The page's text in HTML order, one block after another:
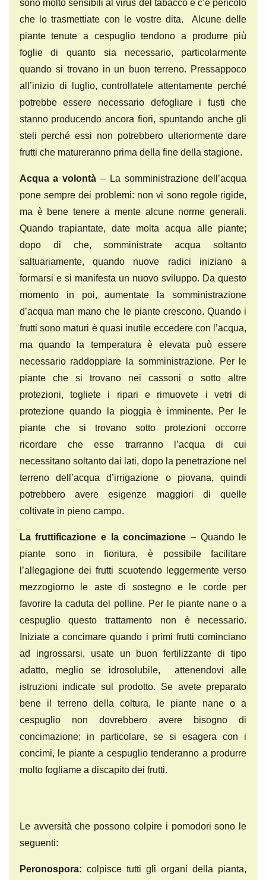
sono molto sensibili al virus del tabacco e c’è pericolo
che lo trasmettiate con le vostre dita. Alcune delle
piante tenute a cespuglio tendono a produrre più
foglie di quanto sia necessario, particolarmente
quando si trovano in un buon terreno. Pressappoco
all’inizio di luglio, controllatele attentamente perché
potrebbe essere necessario defogliare i fusti che
stanno producendo ancora fiori, spuntando anche gli
steli perché essi non potrebbero ulteriormente dare
frutti che matureranno prima della fine della stagione.
Acqua a volontà – La somministrazione dell’acqua
pone sempre dei problemi: non vi sono regole rigide,
ma è bene tenere a mente alcune norme generali.
Quando trapiantate, date molta acqua alle piante;
dopo di che, somministrate acqua soltanto
saltuariamente, quando nuove radici iniziano a
formarsi e si manifesta un nuovo sviluppo. Da questo
momento in poi, aumentate la somministrazione
d’acqua man mano che le piante crescono. Quando i
frutti sono maturi è quasi inutile eccedere con l’acqua,
ma quando la temperatura è elevata può essere
necessario raddoppiare la somministrazione. Per le
piante che si trovano nei cassoni o sotto altre
protezioni, togliete i ripari e rimuovete i vetri di
protezione quando la pioggia è imminente. Per le
piante che si trovano sotto protezioni occorre
ricordare che esse trarranno l’acqua di cui
necessitano soltanto dai lati, dopo la penetrazione nel
terreno dell’acqua d’irrigazione o piovana, quindi
potrebbero avere esigenze maggiori di quelle
coltivate in pieno campo.
La fruttificazione e la concimazione – Quando le
piante sono in fioritura, è possibile facilitare
l’allegagione dei frutti scuotendo leggermente verso
mezzogiorno le aste di sostegno e le corde per
favorire la caduta del polline. Per le piante nane o a
cespuglio questo trattamento non è necessario.
Iniziate a concimare quando i primi frutti cominciano
ad ingrossarsi, usate un buon fertilizzante di tipo
adatto, meglio se idrosolubile, attenendovi alle
istruzioni indicate sul prodotto. Se avete preparato
bene il terreno della coltura, le piante nane o a
cespuglio non dovrebbero avere bisogno di
concimazione; in particolare, se si esagera con i
concimi, le piante a cespuglio tenderanno a produrre
molto fogliame a discapito dei frutti.
Le avversità che possono colpire i pomodori sono le
seguenti:
Peronospora: colpisce tutti gli organi della pianta,